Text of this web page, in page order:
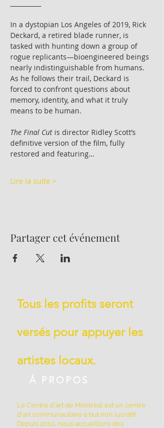
In a dystopian Los Angeles of 2019, Rick
Deckard, a retired blade runner, is
tasked with hunting down a group of
rogue replicants—bioengineered beings
nearly indistinguishable from humans.
As he follows their trail, Deckard is
forced to confront questions about
memory, identity, and what it truly
means to be human.
The Final Cut is director Ridley Scott’s
definitive version of the film, fully
restored and featuring…
Lire la suite >
Partager cet événement
Tous les profits seront
versés pour appuyer les
artistes locaux.
Á PROPOS
Le Centre d'art de Montréal est un centre
d'art communautaire à but non lucratif.
Depuis 2010, nous accueillons des